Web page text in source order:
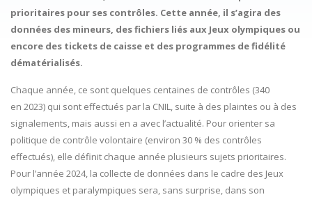
prioritaires pour ses contrôles. Cette année, il s’agira des
données des mineurs, des fichiers liés aux Jeux olympiques ou
encore des tickets de caisse et des programmes de fidélité
dématérialisés.
Chaque année, ce sont quelques centaines de contrôles (340
en 2023) qui sont effectués par la CNIL, suite à des plaintes ou à des
signalements, mais aussi en a avec l’actualité. Pour orienter sa
politique de contrôle volontaire (environ 30 % des contrôles
effectués), elle définit chaque année plusieurs sujets prioritaires.
Pour l’année 2024, la collecte de données dans le cadre des Jeux
olympiques et paralympiques sera, sans surprise, dans son